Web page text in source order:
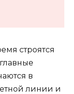
строятся
в
линии и